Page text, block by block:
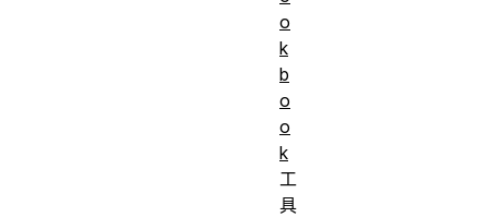
o
k
b
o
o
k
工
具